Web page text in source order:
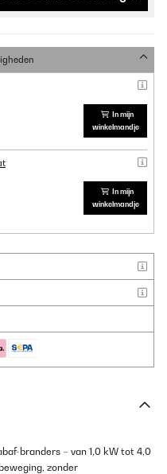
In mijn
winkelmandje
In mijn
winkelmandje
branders – van 1,0 kW tot 4,0
zonder